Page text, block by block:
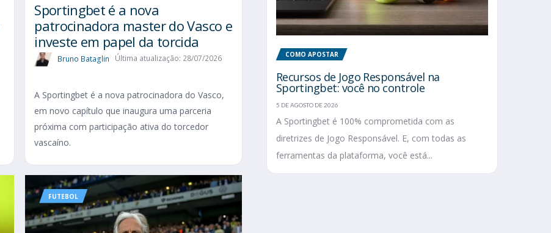
Sportingbet é a nova
patrocinadora master do Vasco e
investe em papel da torcida
Bruno Bataglin Última atualização: 28/07/2026
A Sportingbet é a nova patrocinadora do Vasco,
em novo capítulo que inaugura uma parceria
próxima com participação ativa do torcedor
vascaíno.
FUTEBOL
COMO APOSTAR
Recursos de Jogo Responsável na
Sportingbet: você no controle
5 DE AGOSTO DE 2026
A Sportingbet é 100% comprometida com as
diretrizes de Jogo Responsável. E, com todas as
ferramentas da plataforma, você está...